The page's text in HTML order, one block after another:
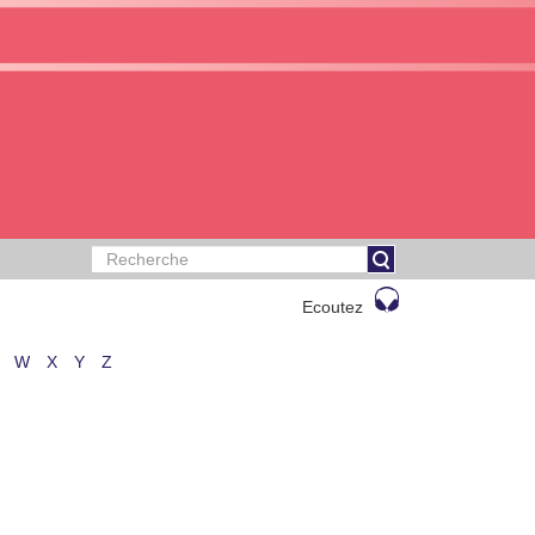
Ecoutez
W X Y Z